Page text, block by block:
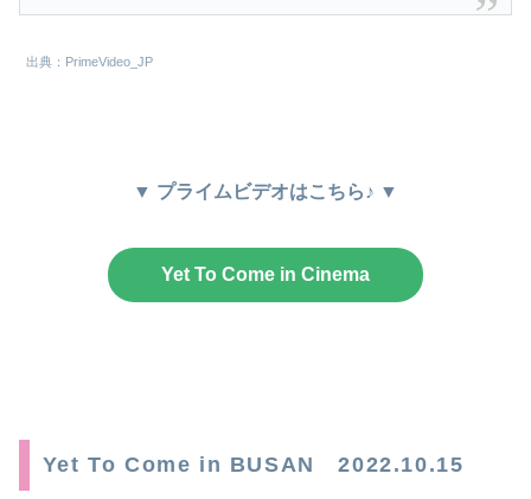
出典：PrimeVideo_JP
▼ プライムビデオはこちら♪ ▼
Yet To Come in Cinema
Yet To Come in BUSAN 2022.10.15